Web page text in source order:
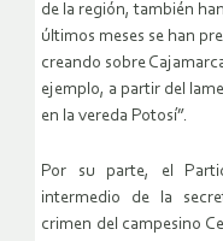
de la región, también
últimos meses se han
creando sobre
ejemplo, a partir del
en la vereda Potosí”.
Por su parte, el
intermedio de la
crimen del campesino